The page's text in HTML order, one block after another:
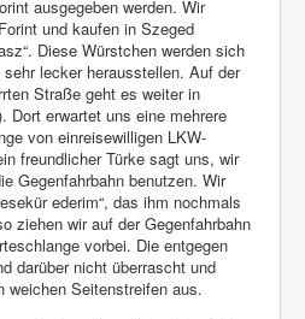
ausgegeben werden. Wir
und kaufen in Szeged
Diese Würstchen werden sich
lecker herausstellen. Auf der
Straße geht es weiter in
Dort erwartet uns eine mehrere
von einreisewilligen LKW-
freundlicher Türke sagt uns, wir
Gegenfahrbahn benutzen. Wir
ederim“, das ihm nochmals
ziehen wir auf der Gegenfahrbahn
vorbei. Die entgegen
darüber nicht überrascht und
weichen Seitenstreifen aus.